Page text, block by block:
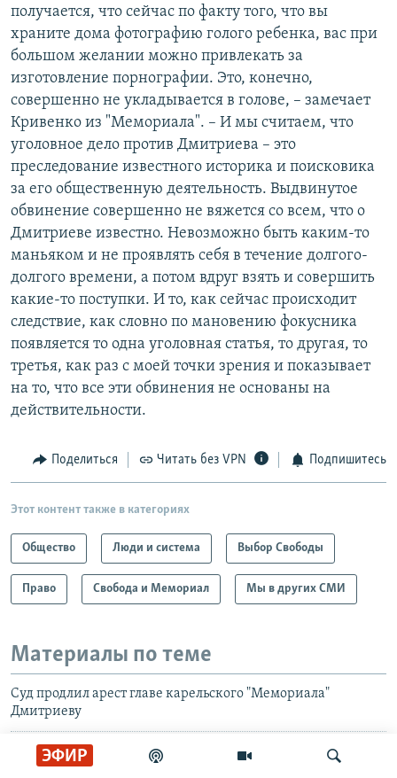
ЭФИР
получается, что сейчас по факту того, что вы
храните дома фотографию голого ребенка, вас при
большом желании можно привлекать за
изготовление порнографии. Это, конечно,
совершенно не укладывается в голове, – замечает
Кривенко из "Мемориала". – И мы считаем, что
уголовное дело против Дмитриева – это
преследование известного историка и поисковика
за его общественную деятельность. Выдвинутое
обвинение совершенно не вяжется со всем, что о
Дмитриеве известно. Невозможно быть каким-то
маньяком и не проявлять себя в течение долгого-
долгого времени, а потом вдруг взять и совершить
какие-то поступки. И то, как сейчас происходит
следствие, как словно по мановению фокусника
появляется то одна уголовная статья, то другая, то
третья, как раз с моей точки зрения и показывает
на то, что все эти обвинения не основаны на
действительности.
Поделиться Читать без VPN Подпишитесь
Этот контент также в категориях
Общество Люди и система Выбор Свободы
Право Свобода и Мемориал Мы в других СМИ
Материалы по теме
Суд продлил арест главе карельского "Мемориала"
Дмитриеву
"Народ в России проснется"